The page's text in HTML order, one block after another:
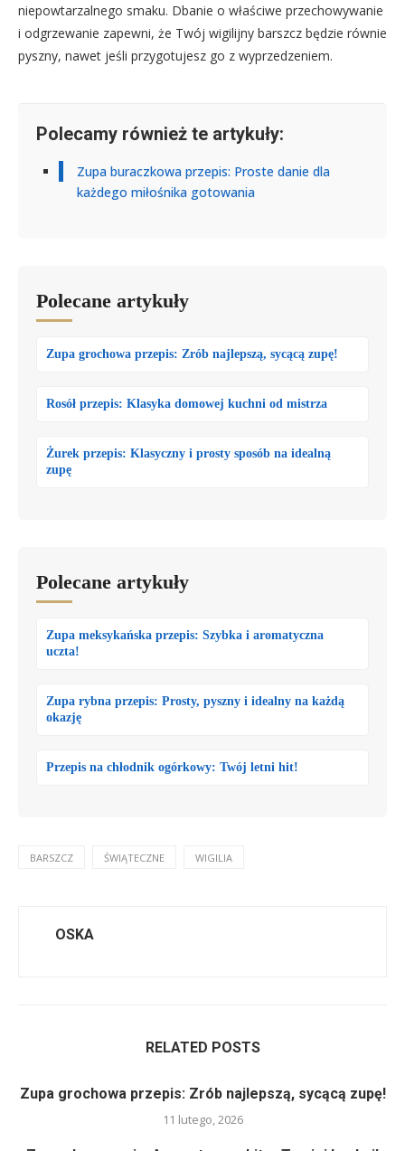
niepowtarzalnego smaku. Dbanie o właściwe przechowywanie
i odgrzewanie zapewni, że Twój wigilijny barszcz będzie równie
pyszny, nawet jeśli przygotujesz go z wyprzedzeniem.
Polecamy również te artykuły:
Zupa buraczkowa przepis: Proste danie dla
każdego miłośnika gotowania
Polecane artykuły
Zupa grochowa przepis: Zrób najlepszą, sycącą zupę!
Rosół przepis: Klasyka domowej kuchni od mistrza
Żurek przepis: Klasyczny i prosty sposób na idealną
zupę
Polecane artykuły
Zupa meksykańska przepis: Szybka i aromatyczna
uczta!
Zupa rybna przepis: Prosty, pyszny i idealny na każdą
okazję
Przepis na chłodnik ogórkowy: Twój letni hit!
BARSZCZ ŚWIĄTECZNE WIGILIA
OSKA
RELATED POSTS
Zupa grochowa przepis: Zrób najlepszą, sycącą zupę!
11 lutego, 2026